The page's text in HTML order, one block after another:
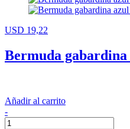
USD 19,22
Bermuda
Añadir al carrito
-